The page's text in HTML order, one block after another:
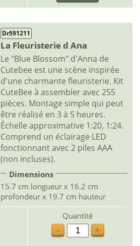
Dr591211
La Fleuristerie d Ana
Le "Blue Blossom" d'Anna de
Cutebee est une scène inspirée
d'une charmante fleuristerie. Kit
CuteBee à assembler avec 255
pièces. Montage simple qui peut
être réalisé en 3 à 5 heures.
Échelle approximative 1:20, 1:24.
Comprend un éclairage LED
fonctionnant avec 2 piles AAA
(non incluses).
Dimensions
15.7 cm longueur x 16.2 cm
profondeur x 19.7 cm hauteur
Quantité
-
+